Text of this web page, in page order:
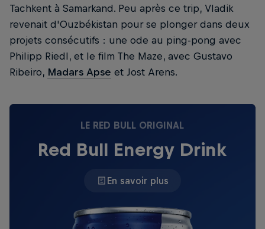
Tachkent à Samarkand. Peu après ce trip, Vladik
revenait d'Ouzbékistan pour se plonger dans deux
projets consécutifs : une ode au ping-pong avec
Philipp Riedl, et le film The Maze, avec Gustavo
Ribeiro, Madars Apse et Jost Arens.
LE RED BULL ORIGINAL
Red Bull Energy Drink
En savoir plus